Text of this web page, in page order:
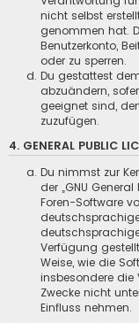
nicht selbst
genommen hat.
Benutzerkonto,
oder zu sperren.
Du gestattest
abzuändern,
geeignet sind,
zuzufügen.
4. GENERAL PUBLIC
Du nimmst zur
der „GNU
Foren-Software
Verfügung
Weise, wie die
insbesondere die
Zwecke nicht
Einfluss nehmen.